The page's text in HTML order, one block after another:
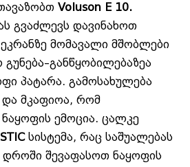
Voluson E 10.
გვაძლევს დავინახოთ
ეკრანზე მომავალი მშობლები
პატარა. გამოსახულება
მკაფიოა, რომ
ემოცია. ცალკე
STICსისტემა, რაც საშუალებას
შევაფასოთ ნაყოფის